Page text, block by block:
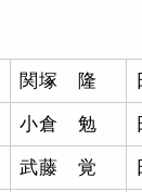
関塚 隆
小倉 勉
武藤 覚